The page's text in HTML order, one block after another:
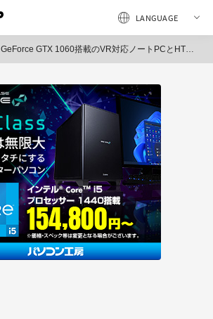
GeForce GTX 1060搭載のVR対応ノートPCとHTC Viveのセット製品「LEVEL-15FX092-i7-RNE-HVR」、「LEVEL-15QX092-i7-RNE-HVR」販売開始（ユニットコム）